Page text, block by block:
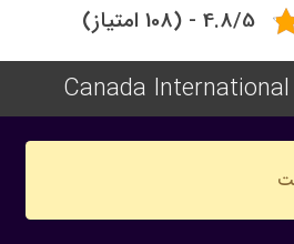
4.8/5 - (108 امتیاز)
Canada